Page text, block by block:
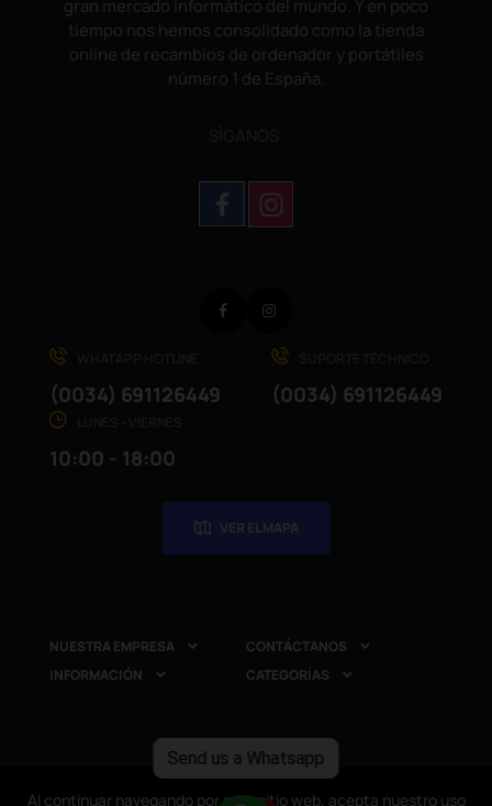
Send us a Whatsapp
Al continuar navegando por este sitio web, acepta nuestro uso
gran mercado informático del mundo. Y en poco
tiempo nos hemos consolidado como la tienda
online de recambios de ordenador y portátiles
número 1 de España.
(0034) 691126449 (0034) 691126449
10:00 - 18:00
VER EL MAPA
Facebook
NUESTRA EMPRESA  CONTÁCTANOS 
INFORMACIÓN  CATEGORÍAS 
Al continuar navegando por este sitio web, acepta nuestro uso
Copyright © 2025CompuRed Computers